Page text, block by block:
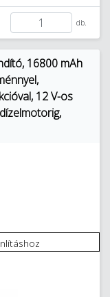
db.
16800 mAh
12 V-os